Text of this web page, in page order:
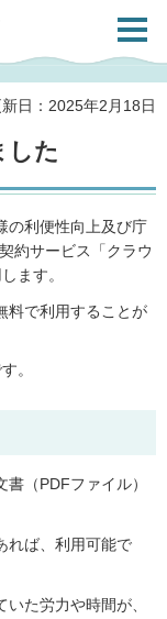
共通メ
日：2025年2月18日
した
の利便性向上及び庁
約サービス「クラウ
ます。
料で利用することが
。
（PDFファイル）
れば、利用可能で
た労力や時間が、